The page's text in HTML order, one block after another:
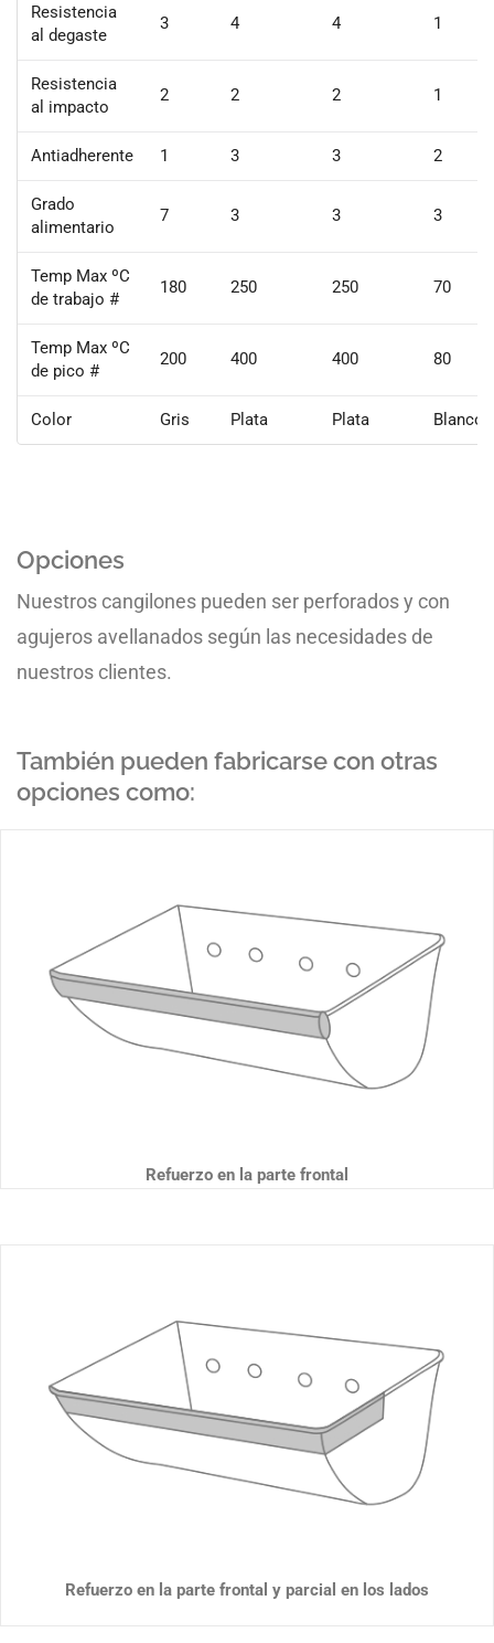
Resistencia
al degaste
3 4 4 1
Resistencia
al impacto
2 2 2 1
Antiadherente 1 3 3 2
Grado
alimentario
7 3 3 3
Temp Max ºC
de trabajo #
180 250 250 70
Temp Max ºC
de pico #
200 400 400 80
Color Gris Plata Plata Blanco
Opciones
Nuestros cangilones pueden ser perforados y con
agujeros avellanados según las necesidades de
nuestros clientes.
También pueden fabricarse con otras
opciones como:
Refuerzo en la parte frontal
Refuerzo en la parte frontal y parcial en los lados